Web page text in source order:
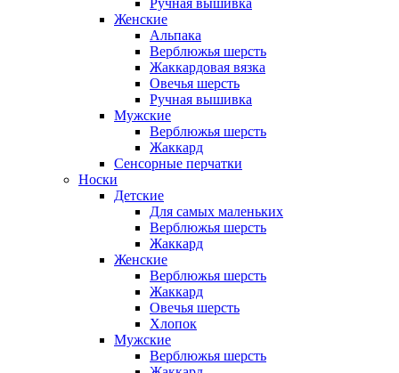
Ручная вышивка
Женские
Альпака
Верблюжья шерсть
Жаккардовая вязка
Овечья шерсть
Ручная вышивка
Мужские
Верблюжья шерсть
Жаккард
Сенсорные перчатки
Носки
Детские
Для самых маленьких
Верблюжья шерсть
Жаккард
Женские
Верблюжья шерсть
Жаккард
Овечья шерсть
Хлопок
Мужские
Верблюжья шерсть